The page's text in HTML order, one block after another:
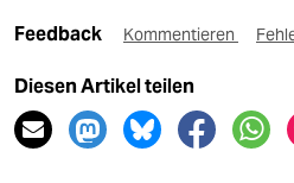
Feedback Kommentieren
Diesen Artikel teilen